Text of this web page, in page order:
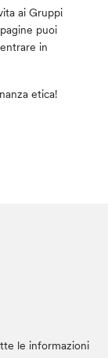
ai Gruppi
puoi
in
etica!
le informazioni